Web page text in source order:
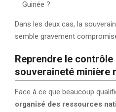
Guinée ?
Dans les deux cas, la
semble gravement
Reprendre le contrôle
souveraineté minière
Face à ce que beaucoup
organisé des ressources